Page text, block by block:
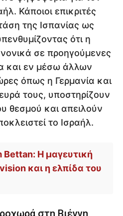
Κάποιοι επικριτές
της Ισπανίας ως
ότι η
σε προηγούμενες
και εν μέσω άλλων
όπως η Γερμανία και
τους, υποστηρίζουν
θεσμού και απειλούν
το Ισραήλ.
Bettan: Η μαγευτική
και η ελπίδα του
στη Βιέννη